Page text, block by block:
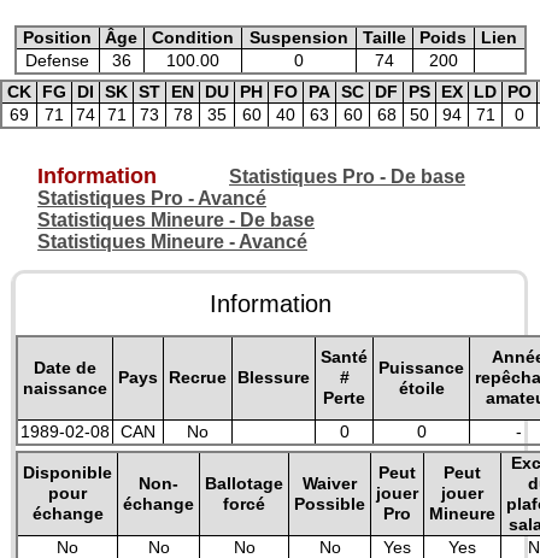
Position Âge Condition Suspension Taille Poids
Lien
Defense
36 100.00 0 74
200
CK
FG DI SK ST EN DU PH FO PA SC DF PS EX LD
PO
69
71 74 71 73 78 35 60 40 63 60 68 50 94 71 0
Information
Statistiques Pro - De base
Statistiques Pro - Avancé
Statistiques Mineure - De base
Statistiques Mineure - Avancé
Information
Date de
naissance
Pays Recrue Blessure
Santé
#
Perte
Puissance
étoile
1989-02-08 CAN No 0 0 -
Disponible
pour
échange
Non-
échange
Ballotage
forcé
Waiver
Possible
Peut
jouer
Pro
Peut
jouer
Mineure
No
No No No Yes Yes